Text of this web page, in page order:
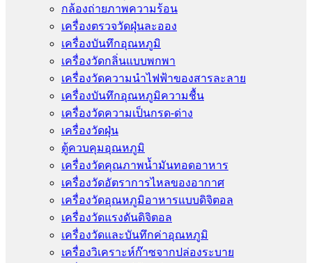
กล้องถ่ายภาพความร้อน
เครื่องตรวจวัดฝุ่นละออง
เครื่องบันทึกอุณหภูมิ
เครื่องวัดกลิ่นแบบพกพา
เครื่องวัดความนําไฟฟ้าของสารละลาย
เครื่องบันทึกอุณหภูมิความชื้น
เครื่องวัดความเป็นกรด-ด่าง
เครื่องวัดฝุ่น
ตู้ควบคุมอุณหภูมิ
เครื่องวัดคุณภาพน้ำมันทอดอาหาร
เครื่องวัดอัตราการไหลของอากาศ
เครื่องวัดอุณหภูมิอาหารแบบดิจิตอล
เครื่องวัดแรงดันดิจิตอล
เครื่องวัดและบันทึกค่าอุณหภูมิ
เครื่องวิเคราะห์ก๊าซจากปล่องระบาย